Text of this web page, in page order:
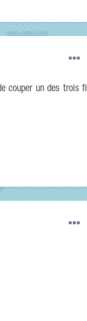
couper un des trois fil